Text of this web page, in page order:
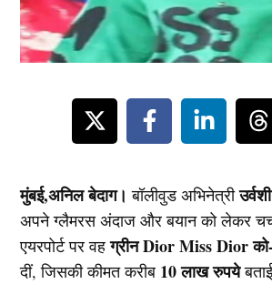
मुंबई,अनिल बेदाग। बॉलीवुड अभिनेत्री
अपने ग्लैमरस अंदाज और बयान को लेकर
एयरपोर्ट पर वहग्रीन Dior Miss Dior
दीं, जिसकी कीमत करीब 10 लाख रुपये